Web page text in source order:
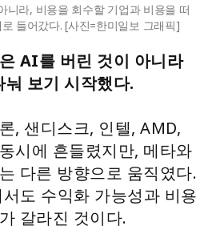
니라, 비용을 회수할 기업과 비용을 떠
들어갔다. [사진=한미일보 그래픽]
AI를 버린 것이 아니라
보기 시작했다.
, 샌디스크, 인텔, AMD,
시에 흔들렸지만, 메타와
다른 방향으로 움직였다.
도 수익화 가능성과 비용
갈라진 것이다.